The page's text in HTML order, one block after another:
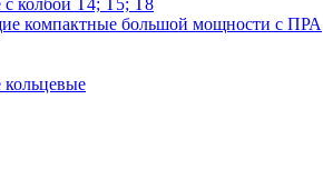
колбой Т4; Т5; T8
компактные большой мощности с ПРА